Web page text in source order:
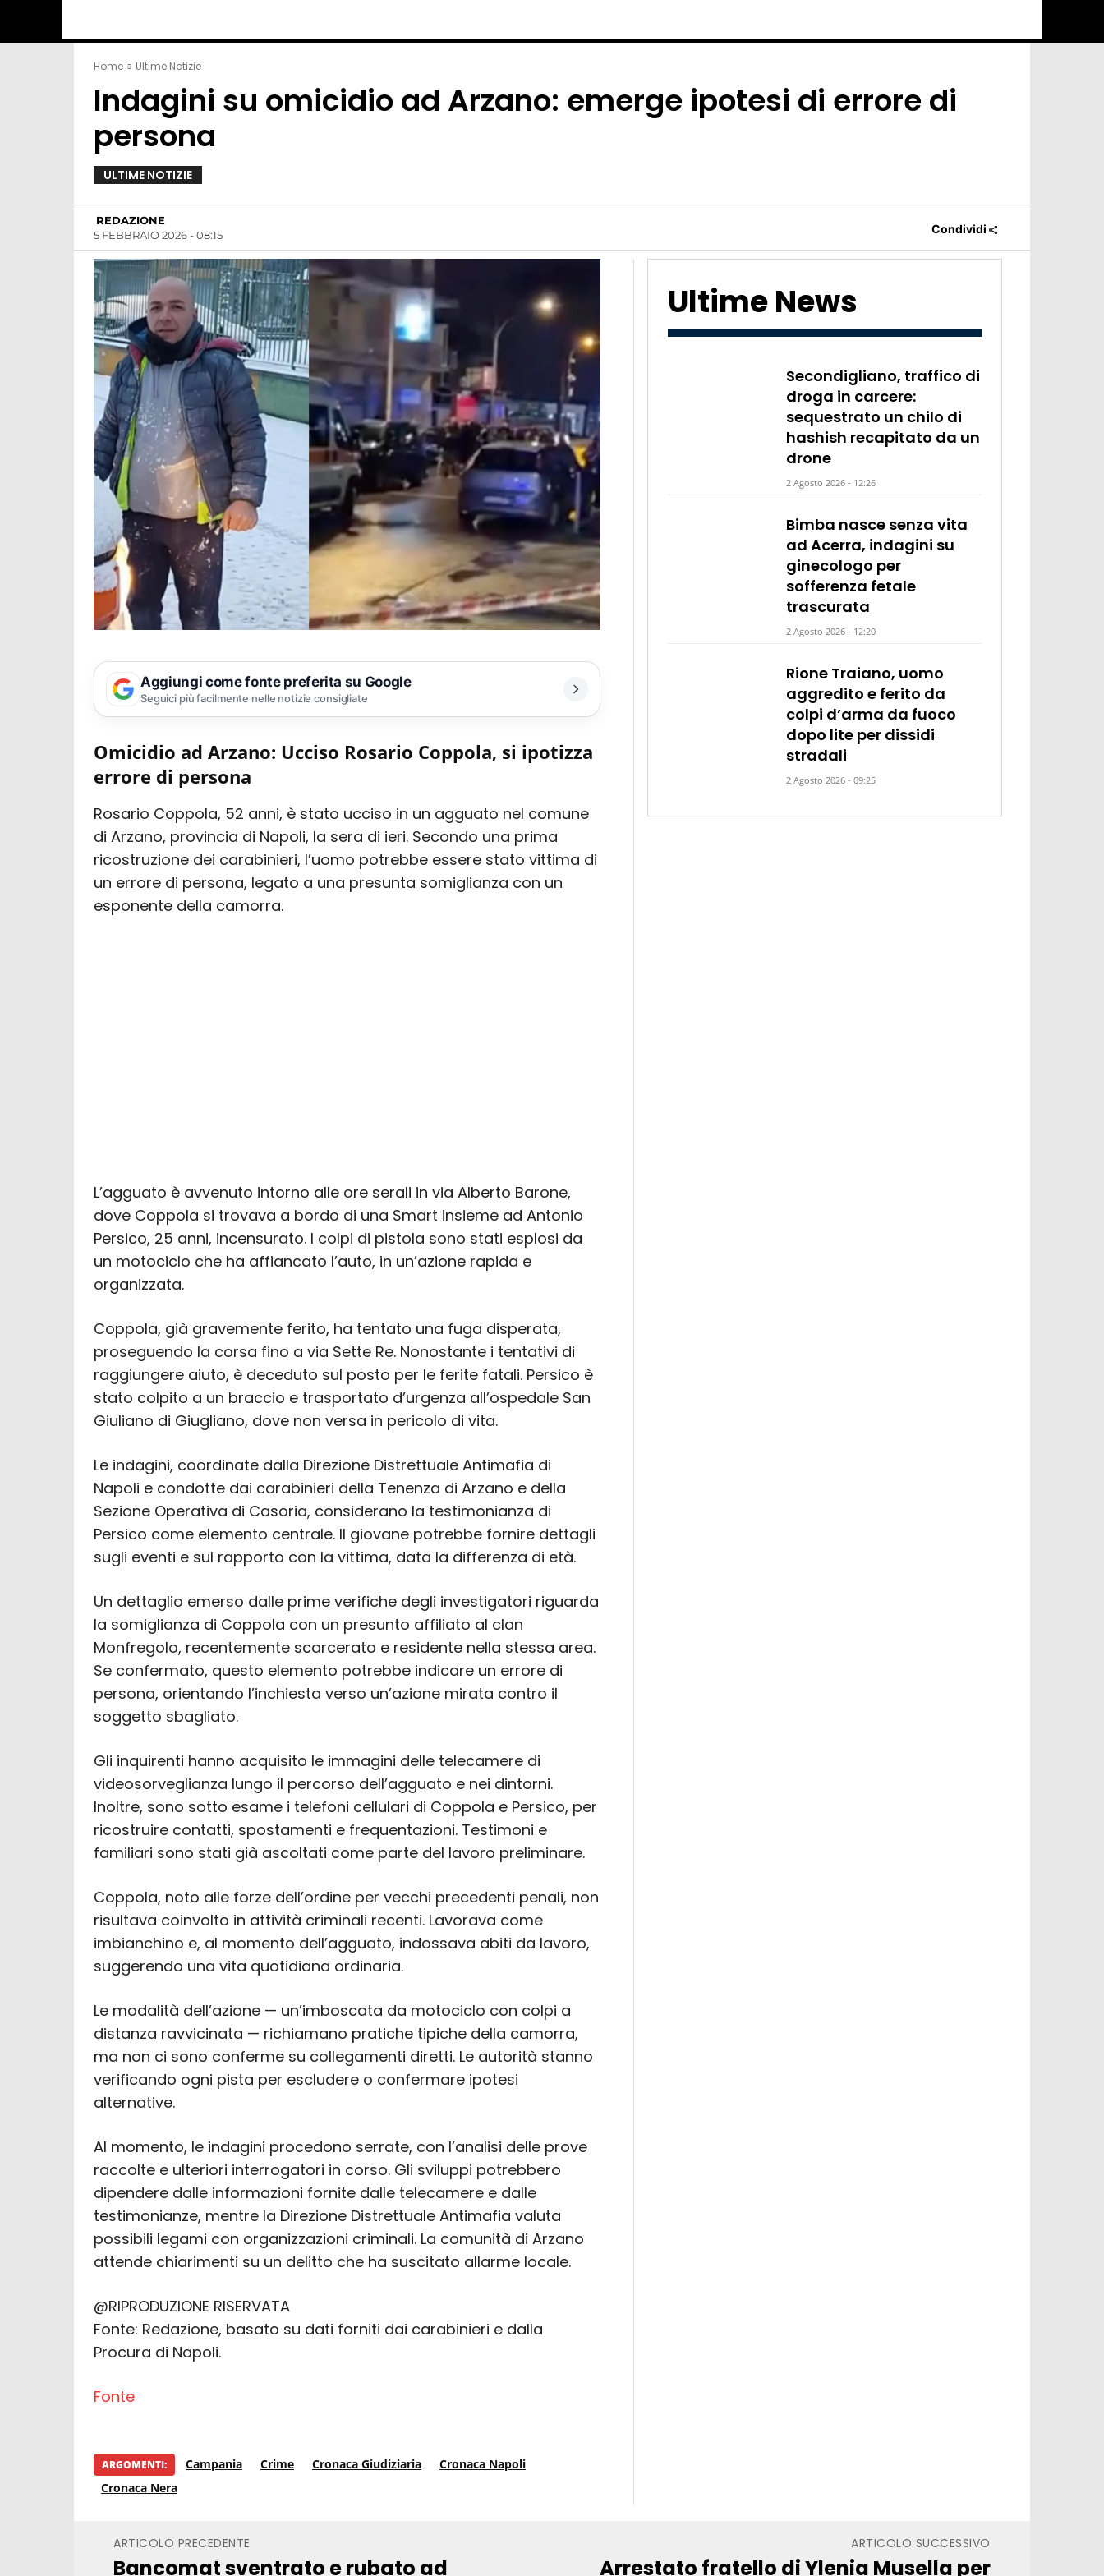
Home Ultime Notizie
Indagini su omicidio ad Arzano: emerge ipotesi di errore di
persona
ULTIME NOTIZIE
REDAZIONE
5 FEBBRAIO 2026 - 08:15
Condividi
Ultime News
Secondigliano, traffico di
droga in carcere:
sequestrato un chilo di
hashish recapitato da un
drone
2 Agosto 2026 - 12:26
Bimba nasce senza vita
ad Acerra, indagini su
ginecologo per
sofferenza fetale
trascurata
2 Agosto 2026 - 12:20
Rione Traiano, uomo
aggredito e ferito da
colpi d’arma da fuoco
dopo lite per dissidi
stradali
2 Agosto 2026 - 09:25
Aggiungi come fonte preferita su Google
Seguici più facilmente nelle notizie consigliate
Omicidio ad Arzano: Ucciso Rosario Coppola, si ipotizza
errore di persona
Rosario Coppola, 52 anni, è stato ucciso in un agguato nel comune
di Arzano, provincia di Napoli, la sera di ieri. Secondo una prima
ricostruzione dei carabinieri, l’uomo potrebbe essere stato vittima di
un errore di persona, legato a una presunta somiglianza con un
esponente della camorra.
L’agguato è avvenuto intorno alle ore serali in via Alberto Barone,
dove Coppola si trovava a bordo di una Smart insieme ad Antonio
Persico, 25 anni, incensurato. I colpi di pistola sono stati esplosi da
un motociclo che ha affiancato l’auto, in un’azione rapida e
organizzata.
Coppola, già gravemente ferito, ha tentato una fuga disperata,
proseguendo la corsa fino a via Sette Re. Nonostante i tentativi di
raggiungere aiuto, è deceduto sul posto per le ferite fatali. Persico è
stato colpito a un braccio e trasportato d’urgenza all’ospedale San
Giuliano di Giugliano, dove non versa in pericolo di vita.
Le indagini, coordinate dalla Direzione Distrettuale Antimafia di
Napoli e condotte dai carabinieri della Tenenza di Arzano e della
Sezione Operativa di Casoria, considerano la testimonianza di
Persico come elemento centrale. Il giovane potrebbe fornire dettagli
sugli eventi e sul rapporto con la vittima, data la differenza di età.
Un dettaglio emerso dalle prime verifiche degli investigatori riguarda
la somiglianza di Coppola con un presunto affiliato al clan
Monfregolo, recentemente scarcerato e residente nella stessa area.
Se confermato, questo elemento potrebbe indicare un errore di
persona, orientando l’inchiesta verso un’azione mirata contro il
soggetto sbagliato.
Gli inquirenti hanno acquisito le immagini delle telecamere di
videosorveglianza lungo il percorso dell’agguato e nei dintorni.
Inoltre, sono sotto esame i telefoni cellulari di Coppola e Persico, per
ricostruire contatti, spostamenti e frequentazioni. Testimoni e
familiari sono stati già ascoltati come parte del lavoro preliminare.
Coppola, noto alle forze dell’ordine per vecchi precedenti penali, non
risultava coinvolto in attività criminali recenti. Lavorava come
imbianchino e, al momento dell’agguato, indossava abiti da lavoro,
suggerendo una vita quotidiana ordinaria.
Le modalità dell’azione — un’imboscata da motociclo con colpi a
distanza ravvicinata — richiamano pratiche tipiche della camorra,
ma non ci sono conferme su collegamenti diretti. Le autorità stanno
verificando ogni pista per escludere o confermare ipotesi
alternative.
Al momento, le indagini procedono serrate, con l’analisi delle prove
raccolte e ulteriori interrogatori in corso. Gli sviluppi potrebbero
dipendere dalle informazioni fornite dalle telecamere e dalle
testimonianze, mentre la Direzione Distrettuale Antimafia valuta
possibili legami con organizzazioni criminali. La comunità di Arzano
attende chiarimenti su un delitto che ha suscitato allarme locale.
@RIPRODUZIONE RISERVATA
Fonte: Redazione, basato su dati forniti dai carabinieri e dalla
Procura di Napoli.
Fonte
ARGOMENTI: Campania Crime Cronaca Giudiziaria
Cronaca Napoli
Cronaca Nera
ARTICOLO PRECEDENTE
Bancomat sventrato e rubato ad
ARTICOLO SUCCESSIVO
Arrestato fratello di Ylenia Musella per